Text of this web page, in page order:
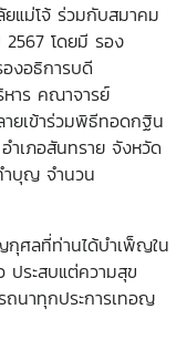
แม่โจ้ ร่วมกับสมาคม
โดยมี รอง
งอธิการบดี
หาร คณาจารย์
ยเข้าร่วมพิธีทอดกฐิน
เภอสันทราย จังหวัด
ำบุญ จำนวน
ศลที่ท่านได้บำเพ็ญใน
ประสบแต่ความสุข
นาทุกประการเทอญ